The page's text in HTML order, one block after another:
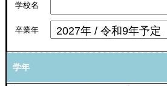
学校名
卒業年
学年